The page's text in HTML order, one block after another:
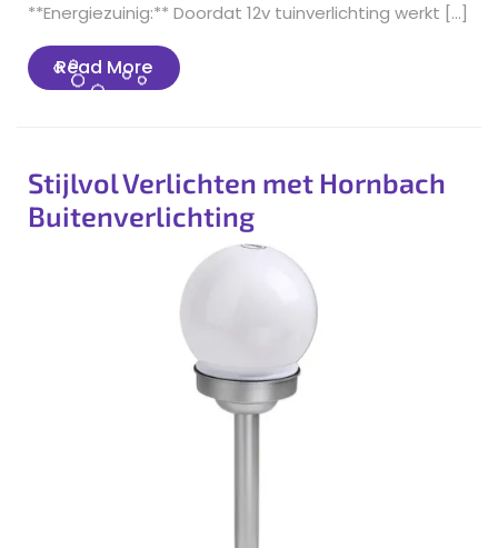
**Energiezuinig:** Doordat 12v tuinverlichting werkt […]
Read MoreRead
More
Stijlvol Verlichten met Hornbach
Buitenverlichting